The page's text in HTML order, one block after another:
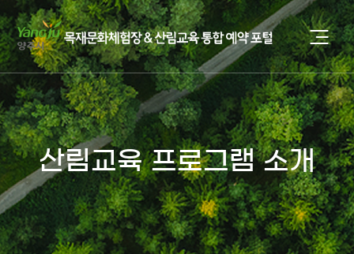
산림교육 프로그램 소개